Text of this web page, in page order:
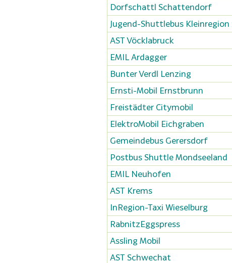
Dorfschattl Schattendorf
Jugend-Shuttlebus Kleinregion
AST Vöcklabruck
EMIL Ardagger
Bunter Verdl Lenzing
Ernsti-Mobil Ernstbrunn
Freistädter Citymobil
ElektroMobil Eichgraben
Gemeindebus Gerersdorf
Postbus Shuttle Mondseeland
EMIL Neuhofen
AST Krems
InRegion-Taxi Wieselburg
RabnitzEggspress
Assling Mobil
AST Schwechat